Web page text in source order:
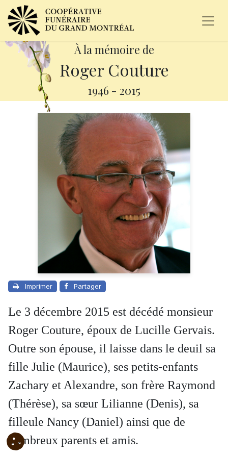
À la mémoire de
Roger Couture
1946 - 2015
Imprimer Partager
Le 3 décembre 2015 est décédé monsieur
Roger Couture, époux de Lucille Gervais.
Outre son épouse, il laisse dans le deuil sa
fille Julie (Maurice), ses petits-enfants
Zachary et Alexandre, son frère Raymond
(Thérèse), sa sœur Lilianne (Denis), sa
filleule Nancy (Daniel) ainsi que de
nombreux parents et amis.